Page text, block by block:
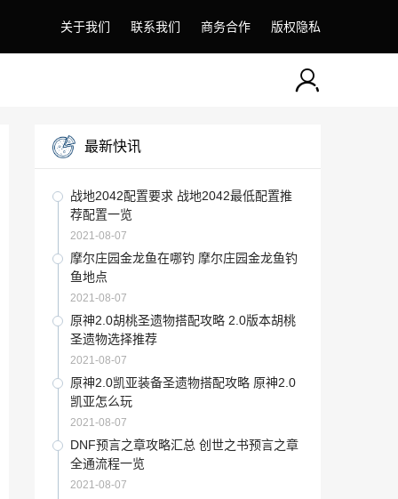
关于我们 联系我们 商务合作 版权隐私
最新快讯
战地2042配置要求 战地2042最低配置推
荐配置一览
2021-08-07
摩尔庄园金龙鱼在哪钓 摩尔庄园金龙鱼钓
鱼地点
2021-08-07
原神2.0胡桃圣遗物搭配攻略 2.0版本胡桃
圣遗物选择推荐
2021-08-07
原神2.0凯亚装备圣遗物搭配攻略 原神2.0
凯亚怎么玩
2021-08-07
DNF预言之章攻略汇总 创世之书预言之章
全通流程一览
2021-08-07